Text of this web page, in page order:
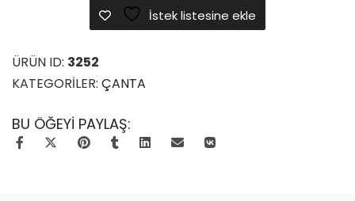
Askılı
Çanta
adet
İstek listesine ekle
ÜRÜN ID: 3252
KATEGORILER: ÇANTA
BU ÖĞEYI PAYLAŞ: